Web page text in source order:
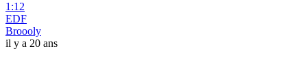
1:12
EDF
Broooly
il y a 20 ans